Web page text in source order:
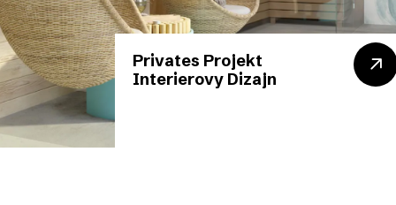
Privates Projekt
Interierovy Dizajn